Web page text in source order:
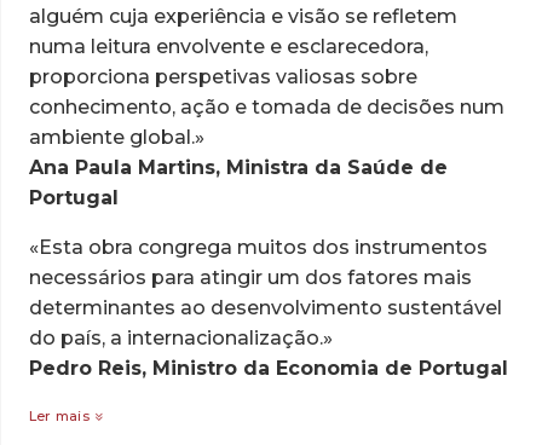
alguém cuja experiência e visão se refletem
numa leitura envolvente e esclarecedora,
proporciona perspetivas valiosas sobre
conhecimento, ação e tomada de decisões num
ambiente global.»
Ana Paula Martins, Ministra da Saúde de
Portugal
«Esta obra congrega muitos dos instrumentos
necessários para atingir um dos fatores mais
determinantes ao desenvolvimento sustentável
do país, a internacionalização.»
Pedro Reis, Ministro da Economia de Portugal
Ler mais